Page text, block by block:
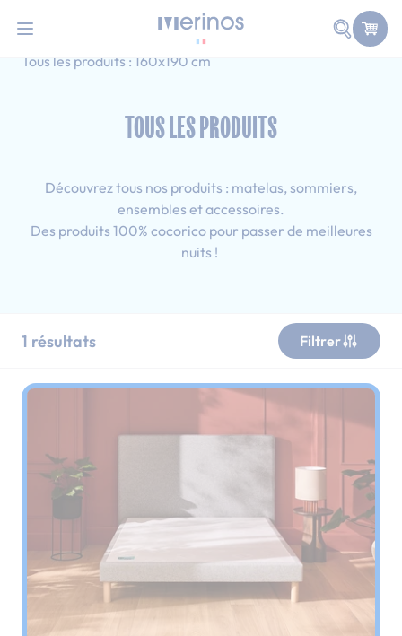
Faire
Accueil
Adulte
Tous les produits : 160x190 cm
TOUS LES PRODUITS
Découvrez tous nos produits : matelas, sommiers,
ensembles et accessoires.
Des produits 100% cocorico pour passer de meilleures
nuits !
1 résultats Filtrer